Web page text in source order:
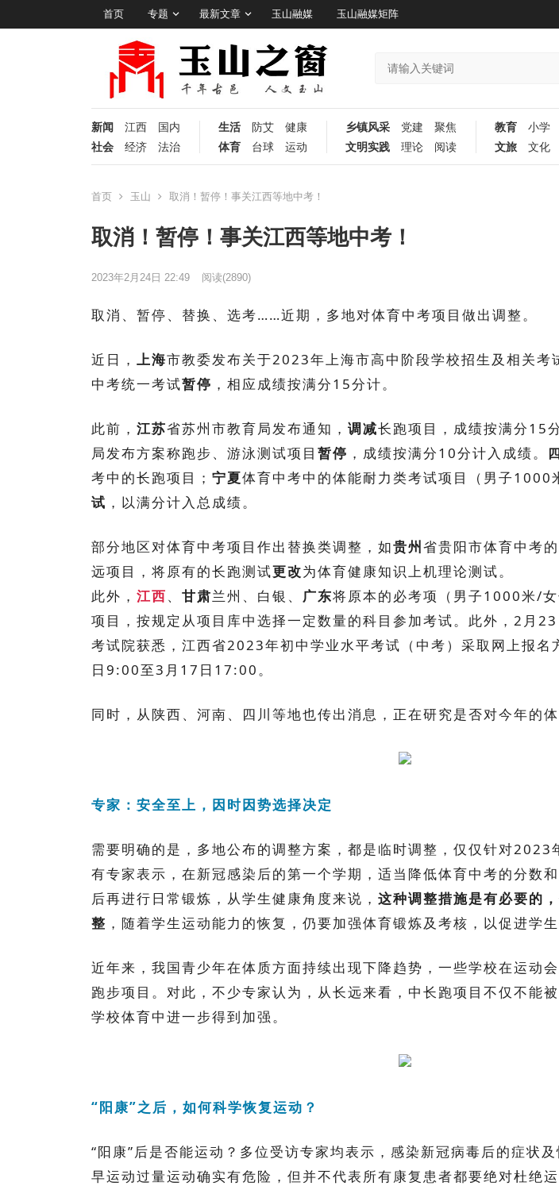
首页 专题 最新文章 玉山融媒 玉山融媒矩阵
新闻 江西
国内
社会
经济 法治
生活 防艾
健康
体育
台球 运动
乡镇风采 党建
聚焦
文明实践
理论 阅读
教育 小学
文旅
文化
首页 玉山 取消！暂停！事关江西等地中考！
取消！暂停！事关江西等地中考！
2023年2月24日 22:49 阅读(2890)
取消、暂停、替换、选考……近期，多地对体育中考项目做出调整。
近日， 上海市教委发布关于2023年上海市高中阶段学校招生及相关考
中考统一考试暂停 ，相应成绩按满分15分计。
此前， 江苏省苏州市教育局发布通知， 调减长跑项目，成绩按满分15
局发布方案称跑步、游泳测试项目 暂停 ，成绩按满分10分计入成绩。
考中的长跑项目； 宁夏体育中考中的体能耐力类考试项目（男子1000
试 ，以满分计入总成绩。
部分地区对体育中考项目作出替换类调整，如贵州省贵阳市体育中考
远项目，将原有的长跑测试更改为体育健康知识上机理论测试。
此外， 江西、 甘肃兰州、白银、 广东将原本的必考项（男子1000米/
项目，按规定从项目库中选择一定数量的科目参加考试。此外，2月
考试院获悉，江西省2023年初中学业水平考试（中考）采取网上报名
日9:00至3月17日17:00。
同时，从陕西、河南、四川等地也传出消息，正在研究是否对今年的体
专家：安全至上， 因时因势选择决定
需要明确的是，多地公布的调整方案，都是临时调整，仅仅针对2023
有专家表示，在新冠感染后的第一个学期，适当降低体育中考的分数
后再进行日常锻炼，从学生健康角度来说， 这种调整措施是有必要的
整 ，随着学生运动能力的恢复，仍要加强体育锻炼及考核，以促进学
近年来，我国青少年在体质方面持续出现下降趋势，一些学校在运动
跑步项目。对此，不少专家认为，从长远来看，中长跑项目不仅不能
学校体育中进一步得到加强。
“阳康”之后， 如何科学恢复运动 ？
“阳康”后是否能运动？多位受访专家均表示，感染新冠病毒后的症状
早运动过量运动确实有危险，但并不代表所有康复患者都要绝对杜绝运